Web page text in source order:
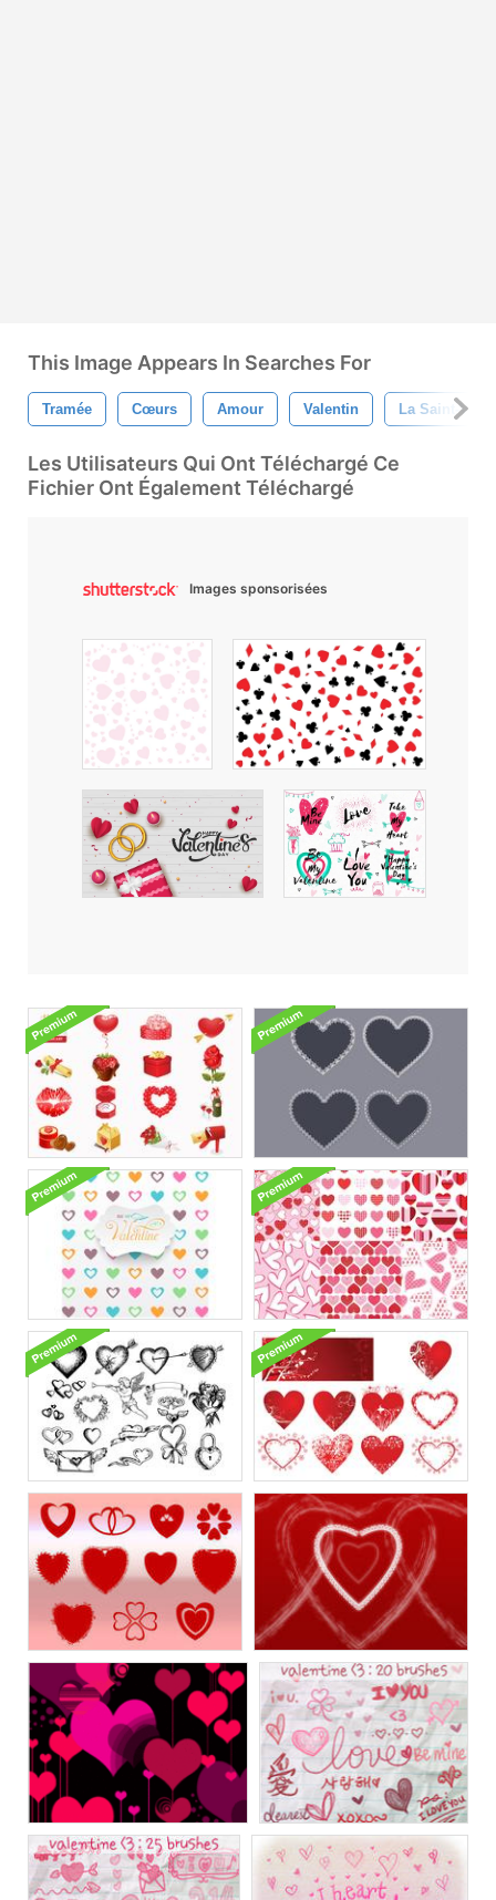
This Image Appears In Searches For
Tramée Cœurs Amour Valentin La Saint-
Les Utilisateurs Qui Ont Téléchargé Ce
Fichier Ont Également Téléchargé
Images sponsorisées